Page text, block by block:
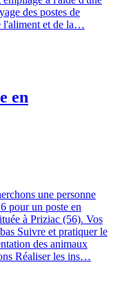
des postes de
l'aliment et de la…
en
une personne
pour un poste en
à Priziac (56). Vos
Suivre et pratiquer le
des animaux
Réaliser les ins…